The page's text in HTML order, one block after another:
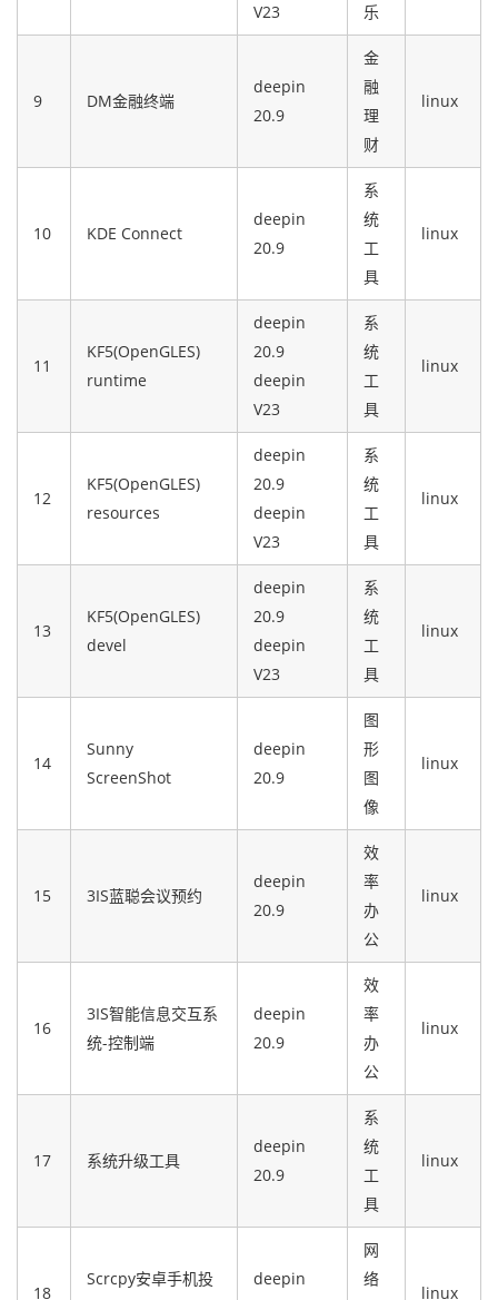
V23
乐
9 DM金融终端
deepin
20.9
金
融
理
财
linux
10 KDE Connect
deepin
20.9
系
统
工
具
linux
11
KF5(OpenGLES)
runtime
deepin
20.9
deepin
V23
系
统
工
具
linux
12
KF5(OpenGLES)
resources
deepin
20.9
deepin
V23
系
统
工
具
linux
13
KF5(OpenGLES)
devel
deepin
20.9
deepin
V23
系
统
工
具
linux
14
Sunny
ScreenShot
deepin
20.9
图
形
图
像
linux
15 3IS蓝聪会议预约
deepin
20.9
效
率
办
公
linux
16
3IS智能信息交互系
统-控制端
deepin
20.9
效
率
办
公
linux
17 系统升级工具
deepin
20.9
系
统
工
具
linux
18
Scrcpy安卓手机投
deepin
网
络
linux